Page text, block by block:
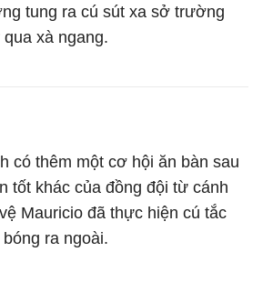
tung ra cú sút xa sở trường
xà ngang.
có thêm một cơ hội ăn bàn sau
tốt khác của đồng đội từ cánh
Mauricio đã thực hiện cú tắc
ra ngoài.